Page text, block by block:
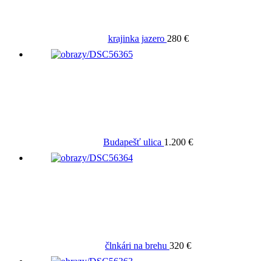
krajinka jazero 280 €
Budapešť ulica 1.200 €
člnkári na brehu 320 €